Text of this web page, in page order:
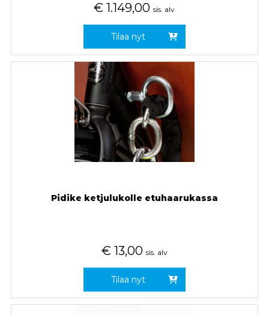
€ 1.149,00 sis. alv
Tilaa nyt
Pidike ketjulukolle etuhaarukassa
€ 13,00 sis. alv
Tilaa nyt